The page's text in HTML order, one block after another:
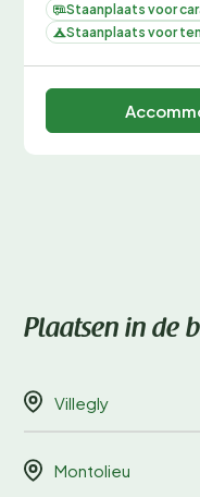
Staanplaats voor
Staanplaats voor
Plaatsen in de
Villegly
Montolieu